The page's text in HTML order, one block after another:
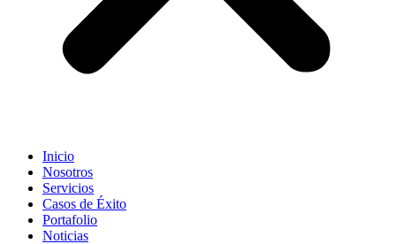
Inicio
Nosotros
Servicios
Casos de Éxito
Portafolio
Noticias